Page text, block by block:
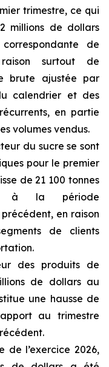
trimestre, ce qui
millions de dollars
de
surtout de
brute ajustée par
calendrier et des
en partie
volumes vendus.
du sucre se sont
pour le premier
de 21 100 tonnes
à la période
en raison
de clients
des produits de
de dollars au
une hausse de
au trimestre
de l’exercice 2026,